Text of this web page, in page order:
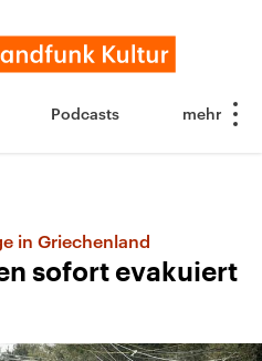
Podcasts
in Griechenland
sofort evakuiert